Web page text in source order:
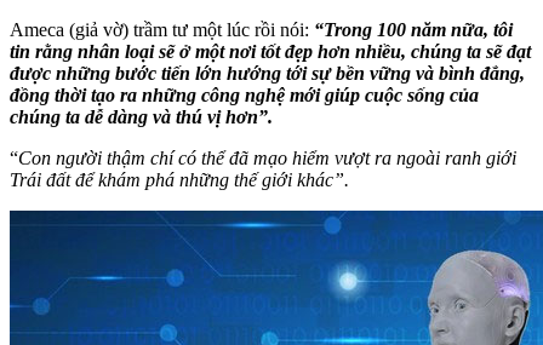
Ameca (giả vờ) trầm tư một lúc rồi nói: “Trong 100 năm nữa, tôi
tin rằng nhân loại sẽ ở một nơi tốt đẹp hơn nhiều, chúng ta sẽ đạt
được những bước tiến lớn hướng tới sự bền vững và bình đẳng,
đồng thời tạo ra những công nghệ mới giúp cuộc sống của
chúng ta dễ dàng và thú vị hơn”.
“Con người thậm chí có thể đã mạo hiểm vượt ra ngoài ranh giới
Trái đất để khám phá những thế giới khác”.